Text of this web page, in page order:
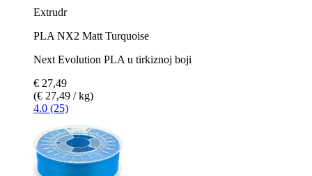
Extrudr
PLA NX2 Matt Turquoise
Next Evolution PLA u tirkiznoj boji
€ 27,49
(€ 27,49 / kg)
4.0 (25)